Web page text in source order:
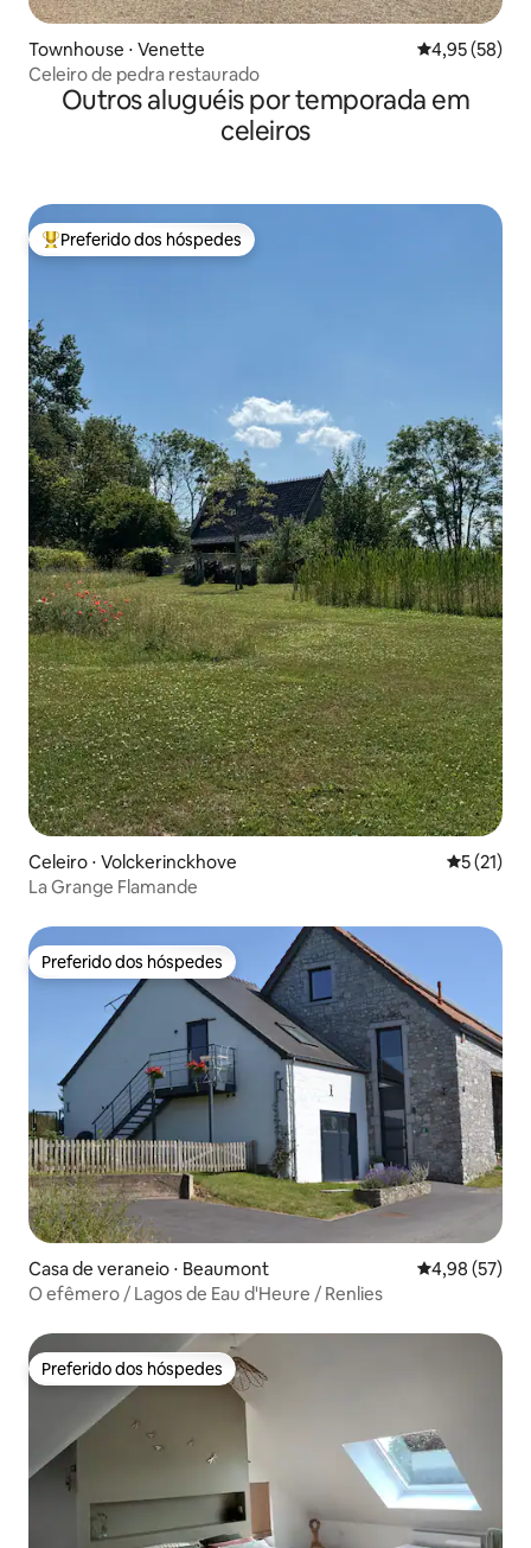
Townhouse ⋅ Venette 4,95 de uma
4,95 (58)
Celeiro de pedra restaurado
Outros aluguéis por temporada em
celeiros
Entre os melhores preferidos dos hóspedes
Preferido dos hóspedes
Celeiro ⋅ Volckerinckhove 5 de uma
5 (21)
La Grange Flamande
Preferido dos hóspedes
Preferido dos hóspedes
Casa de veraneio ⋅ Beaumont 4,98 de uma
4,98 (57)
O efêmero / Lagos de Eau d'Heure / Renlies
Preferido dos hóspedes
Preferido dos hóspedes